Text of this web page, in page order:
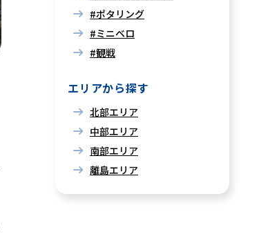
#ポタリング
#ミニベロ
#観戦
エリアから探す
北部エリア
中部エリア
南部エリア
離島エリア